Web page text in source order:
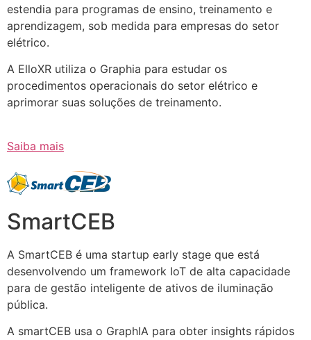
estendia para programas de ensino, treinamento e
aprendizagem, sob medida para empresas do setor
elétrico.
A ElloXR utiliza o Graphia para estudar os
procedimentos operacionais do setor elétrico e
aprimorar suas soluções de treinamento.
Saiba mais
SmartCEB
A SmartCEB é uma startup early stage que está
desenvolvendo um framework IoT de alta capacidade
para de gestão inteligente de ativos de iluminação
pública.
A smartCEB usa o GraphIA para obter insights rápidos